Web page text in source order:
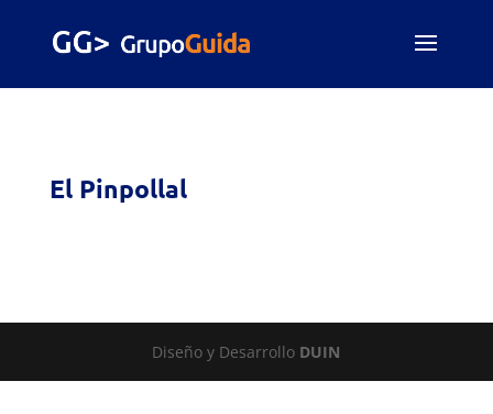
El Pinpollal
Diseño y Desarrollo DUIN